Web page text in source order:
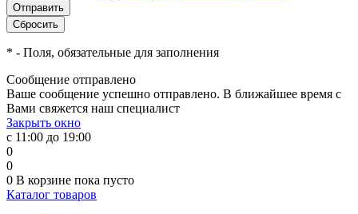
* - Поля, обязательные для заполнения
Сообщение отправлено
Ваше сообщение успешно отправлено. В ближайшее время с
Вами свяжется наш специалист
Закрыть окно
с 11:00 до 19:00
0
0
0 В корзине пока пусто
Каталог товаров